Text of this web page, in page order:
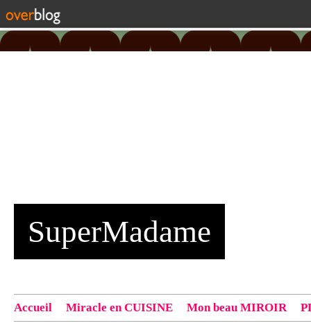
SuperMadame
Accueil Miracle en CUISINE Mon beau MIROIR